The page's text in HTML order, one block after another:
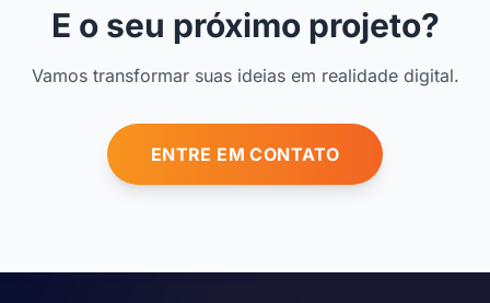
E o seu próximo projeto?
Vamos transformar suas ideias em realidade digital.
ENTRE EM CONTATO